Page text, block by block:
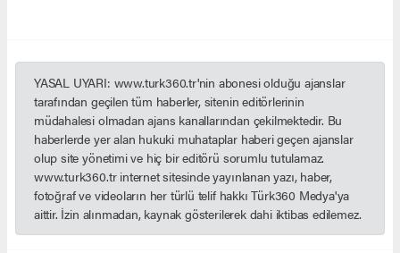
YASAL UYARI: www.turk360.tr'nin abonesi olduğu ajanslar
tarafından geçilen tüm haberler, sitenin editörlerinin
müdahalesi olmadan ajans kanallarından çekilmektedir. Bu
haberlerde yer alan hukuki muhataplar haberi geçen ajanslar
olup site yönetimi ve hiç bir editörü sorumlu tutulamaz.
www.turk360.tr internet sitesinde yayınlanan yazı, haber,
fotoğraf ve videoların her türlü telif hakkı Türk360 Medya'ya
aittir. İzin alınmadan, kaynak gösterilerek dahi iktibas edilemez.